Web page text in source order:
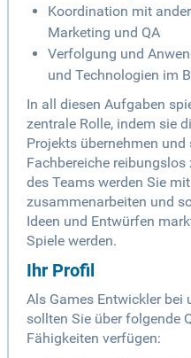
Koordination mit
Marketing und QA
Verfolgung und
und Technologien im
In all diesen Aufgaben
zentrale Rolle, indem sie
Projekts übernehmen
Fachbereiche reibungslos
des Teams werden Sie
zusammenarbeiten und
Ideen und Entwürfen
Spiele werden.
Ihr Profil
Als Games Entwickler bei
sollten Sie über folgende
Fähigkeiten verfügen: